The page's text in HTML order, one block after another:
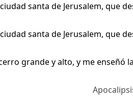
santa de Jerusalem, que
santa de Jerusalem, que
grande y alto, y me enseñó